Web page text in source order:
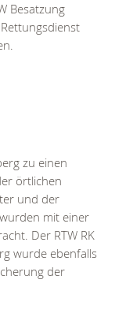
Besatzung
zu einen
örtlichen
und der
mit einer
Der RTW RK
wurde ebenfalls
der